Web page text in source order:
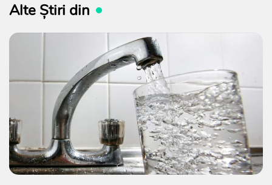
Alte Știri din